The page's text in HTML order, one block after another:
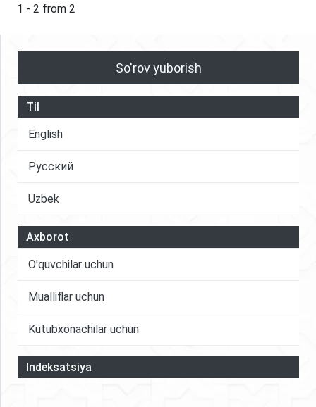
Shvetsariya va O‘zbekiston davlatlari o‘rtasida
maqolada muallif tomonidan shakllantirilgan
statistik ko‘rsatkichlarning tahlili o‘z ifodasini
topgan.
1 - 2 from 2
So'rov yuborish
Til
English
Русский
Uzbek
Axborot
O'quvchilar uchun
Mualliflar uchun
Kutubxonachilar uchun
Indeksatsiya